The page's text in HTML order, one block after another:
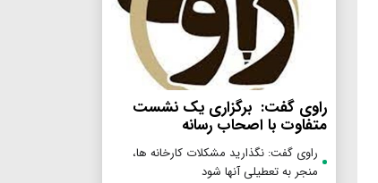
راوی گفت: برگزاری یک نشست
متفاوت با اصحاب رسانه
راوی گفت: نگذارید مشکلات کارخانه ها،
منجر به تعطیلی آنها شود